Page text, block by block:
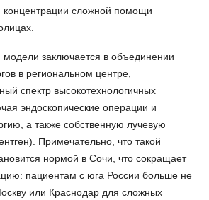
концентрации сложной помощи
модели заключается в объединении
в региональном центре,
спектр высокотехнологичных
эндоскопические операции и
а также собственную лучевую
Примечательно, что такой
нормой в Сочи, что сокращает
пациентам с юга России больше не
или Краснодар для сложных